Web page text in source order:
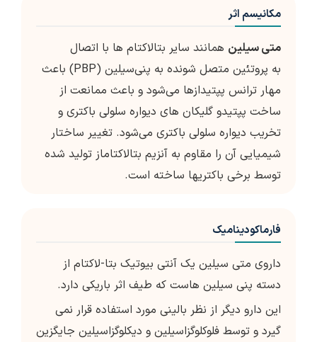
مکانیسم اثر
متی سیلین همانند سایر بتالاکتام ها با اتصال
به پروتئین متصل شونده به پنی‌سیلین (PBP) باعث
مهار ترانس پپتیدازها می‌شود و باعث ممانعت از
ساخت پپتیدو گلیکان های دیواره سلولی باکتری و
تخریب دیواره سلولی باکتری می‌شود. تغییر ساختار
شیمیایی آن را مقاوم به آنزیم بتالاکتاماز تولید شده
توسط برخی باکتریها ساخته است.
فارماکودینامیک
داروی متی سیلین یک آنتی بیوتیک بتا-لاکتام از
دسته پنی سیلین هاست که طیف اثر باریکی دارد.
این دارو دیگر از نظر بالینی مورد استفاده قرار نمی
گیرد و توسط فلوكلوگزاسیلین و دیكلوگزاسیلین جایگزین